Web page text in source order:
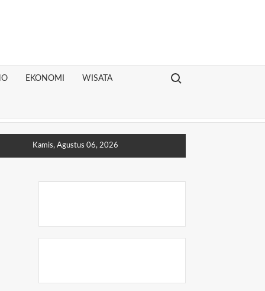
EKONOMI WISATA
Search for:
Kamis, Agustus 06, 2026